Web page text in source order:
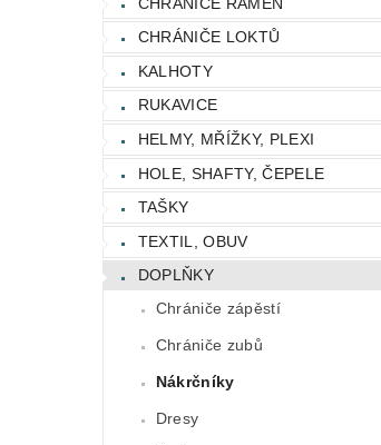
CHRÁNIČE LOKTŮ
KALHOTY
RUKAVICE
HELMY, MŘÍŽKY, PLEXI
HOLE, SHAFTY, ČEPELE
TAŠKY
TEXTIL, OBUV
DOPLŇKY
Chrániče zápěstí
Chrániče zubů
Nákrčníky
Dresy